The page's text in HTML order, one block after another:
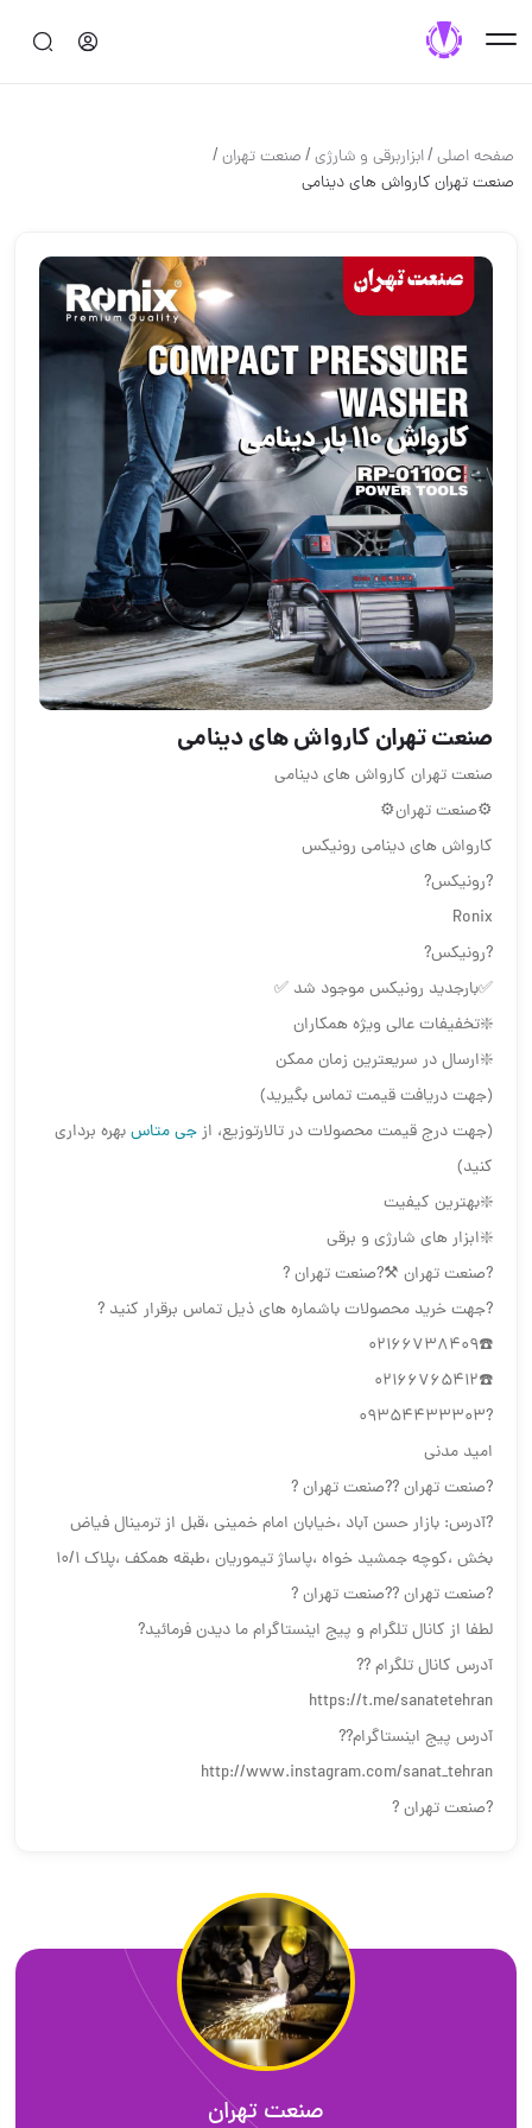
صفحه اصلی/ابزاربرقی و شارژی/صنعت تهران/
️صنعت تهران️ کارواش های دینامی
️صنعت تهران️ کارواش های دینامی
️صنعت تهران️ کارواش های دینامی
⚙️صنعت تهران⚙️
کارواش های دینامی رونیکس
?رونیکس?
Ronix
?رونیکس?
✅بارجدید رونیکس موجود شد ✅
❇️تخفیفات عالی ویژه همکاران
❇️ارسال در سریعترین زمان ممکن
(جهت دریافت قیمت تماس بگیرید)
(جهت درج قیمت محصولات در تالارتوزیع، ازجی متاسبهره برداری
کنید)
❇️بهترین کیفیت
❇️ابزار های شارژی و برقی
?صنعت تهران ⚒?صنعت تهران ?
?جهت خرید محصولات باشماره های ذیل تماس برقرار کنید ?
☎️02166738409
☎️02166765412
?09354433303
امید مدنی
?صنعت تهران ??صنعت تهران ?
?آدرس: بازار حسن آباد ،خیابان امام خمینی ،قبل از ترمینال فیاض
بخش ،کوچه جمشید خواه ،پاساژ تیموریان ،طبقه همکف ،پلاک ۱۰/۱
?صنعت تهران ??صنعت تهران ?
لطفا از کانال تلگرام و پیج اینستاگرام ما دیدن فرمائید?
آدرس کانال تلگرام ??
https://t.me/sanatetehran
آدرس پیج اینستاگرام??
http://www.instagram.com/sanat_tehran
?صنعت تهران ?
صنعت تهران